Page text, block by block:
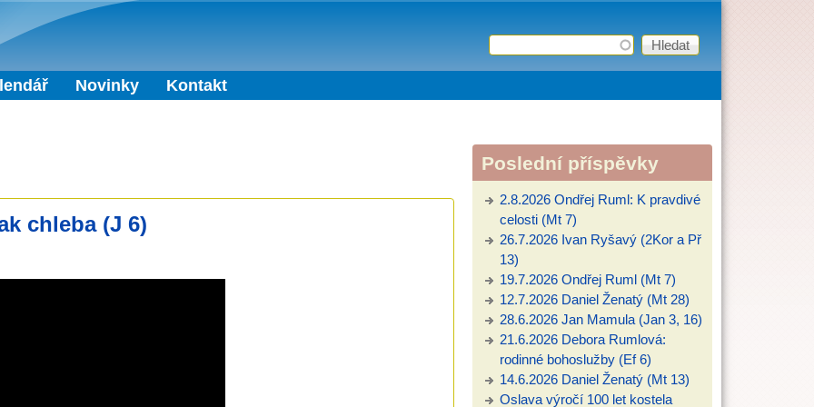
Vyhledávání
Hledat
Novinky Kontakt
chleba (J 6)
Poslední příspěvky
2.8.2026 Ondřej Ruml: K pravdivé
celosti (Mt 7)
26.7.2026 Ivan Ryšavý (2Kor a Př
13)
19.7.2026 Ondřej Ruml (Mt 7)
12.7.2026 Daniel Ženatý (Mt 28)
28.6.2026 Jan Mamula (Jan 3, 16)
21.6.2026 Debora Rumlová:
rodinné bohoslužby (Ef 6)
14.6.2026 Daniel Ženatý (Mt 13)
Oslava výročí 100 let kostela